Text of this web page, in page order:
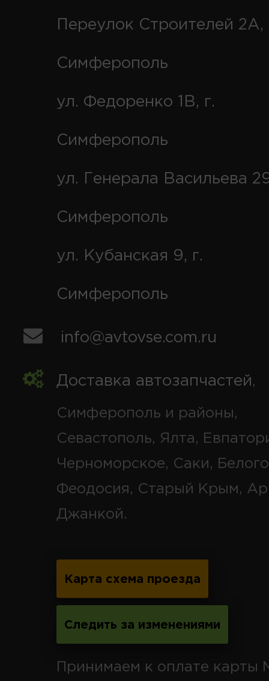
Переулок Строителей 2А,
Симферополь
ул. Федоренко 1В, г.
Симферополь
ул. Генерала Васильева
Симферополь
ул. Кубанская 9, г.
Симферополь
info@avtovse.com.ru
Доставка автозапчастей,
Симферополь и районы,
Севастополь, Ялта,
Черноморское, Саки,
Феодосия, Старый Крым,
Джанкой.
Карта схема проезда
Следить за изменениями
Принимаем к оплате карты